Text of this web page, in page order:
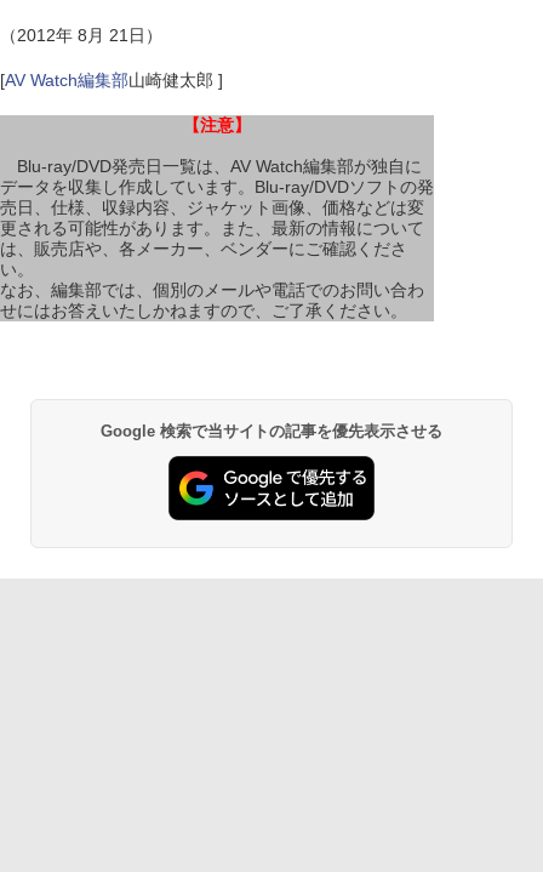
（2012年 8月 21日）
[AV Watch編集部山崎健太郎 ]
【注意】
Blu-ray/DVD発売日一覧は、AV Watch編集部が独自に
データを収集し作成しています。Blu-ray/DVDソフトの発
売日、仕様、収録内容、ジャケット画像、価格などは変
更される可能性があります。また、最新の情報について
は、販売店や、各メーカー、ベンダーにご確認くださ
い。
なお、編集部では、個別のメールや電話でのお問い合わ
せにはお答えいたしかねますので、ご了承ください。
Google 検索で当サイトの記事を優先表示させる